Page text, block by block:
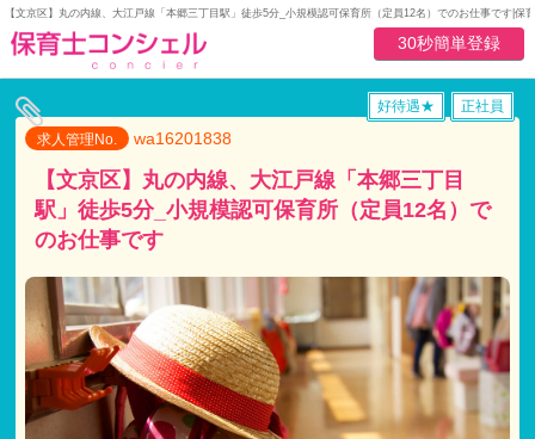
【文京区】丸の内線、大江戸線「本郷三丁目駅」徒歩5分_小規模認可保育所（定員12名）でのお仕事です|保
30秒簡単登録
求人管理No. wa16201838
【文京区】丸の内線、大江戸線「本郷三丁目
駅」徒歩5分_小規模認可保育所（定員12名）で
のお仕事です
好待遇★ 正社員